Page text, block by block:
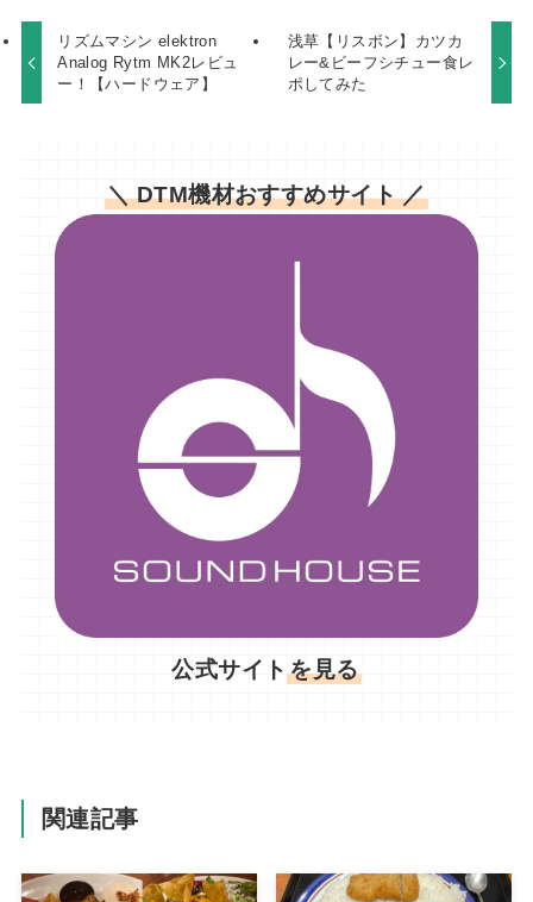
リズムマシン elektron
Analog Rytm MK2レビュ
ー！【ハードウェア】
浅草【リスボン】カツカ
レー&ビーフシチュー食レ
ポしてみた
＼ DTM機材おすすめサイト ／
公式サイトを見る
関連記事